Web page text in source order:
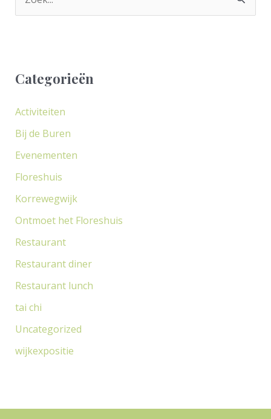
n
a
r
:
Categorieën
Activiteiten
Bij de Buren
Evenementen
Floreshuis
Korrewegwijk
Ontmoet het Floreshuis
Restaurant
Restaurant diner
Restaurant lunch
tai chi
Uncategorized
wijkexpositie